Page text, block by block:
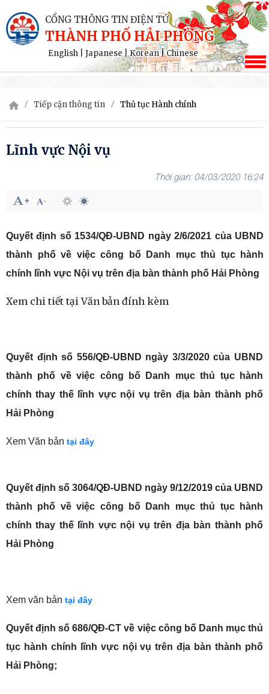
CỔNG THÔNG TIN ĐIỆN TỬ
THÀNH PHỐ HẢI PHÒNG
English Japanese|Korean|Chinese
Tiếp cận thông tin Thủ tục Hành chính
Lĩnh vực Nội vụ
04/03/2020 16:24
Quyết định số 1534/QĐ-UBND ngày 2/6/2021 của UBND
thành phố về việc công bố Danh mục thủ tục hành
chính lĩnh vực Nội vụ trên địa bàn thành phố Hải Phòng
Xem chi tiết tại Văn bản đính kèm
Quyết định số 556/QĐ-UBND ngày 3/3/2020 của UBND
thành phố về việc công bố Danh mục thủ tục hành
chính thay thế lĩnh vực nội vụ trên địa bàn thành phố
Hải Phòng
Xem Văn bản tại đây
Quyết định số 3064/QĐ-UBND ngày 9/12/2019 của UBND
thành phố về việc công bố Danh mục thủ tục hành
chính thay thế lĩnh vực nội vụ trên địa bàn thành phố
Hải Phòng
Xem văn bản tại đây
Quyết định số 686/QĐ-CTvề việc công bố Danh mục thủ
tục hành chính lĩnh vực nội vụ trên địa bàn thành phố
Hải Phòng;